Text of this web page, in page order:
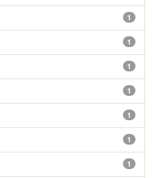
1
1
1
1
1
1
1